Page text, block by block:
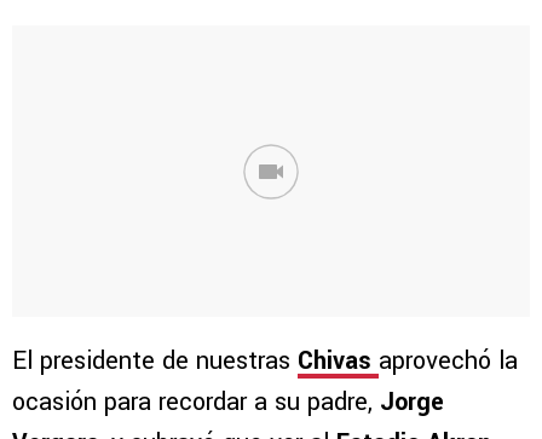
El presidente de nuestras Chivas aprovechó la
ocasión para recordar a su padre, Jorge